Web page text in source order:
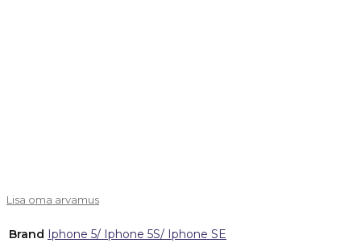
Lisa oma arvamus
Brand Iphone 5/ Iphone 5S/ Iphone SE